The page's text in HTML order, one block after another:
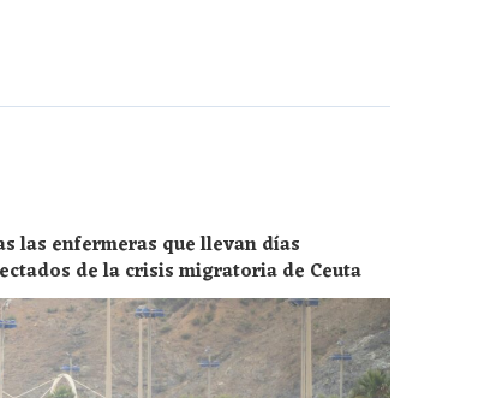
las enfermeras que llevan días
de la crisis migratoria de Ceuta